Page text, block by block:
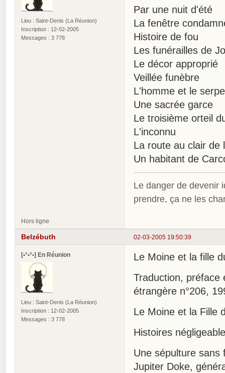
Lieu : Saint-Denis (La Réunion)
Inscription : 12-02-2005
Messages : 3 778
Par une nuit d'été
La fenêtre
Histoire de fou
Les funérailles de
Le décor approprié
Veillée funèbre
L'homme et le
Une sacrée garce
Le troisième orteil
L'inconnu
La route au clair de
Un habitant de
Le danger de devenir
prendre, ça ne les
Hors ligne
02-03-2005 19:50:39
Belzébuth
[•°•°•] En Réunion
Lieu : Saint-Denis (La Réunion)
Inscription : 12-02-2005
Messages : 3 778
Le Moine et la fille
Traduction, préface
étrangère n°206,
Le Moine et la Fille
Histoires
Une sépulture sans
Jupiter Doke,